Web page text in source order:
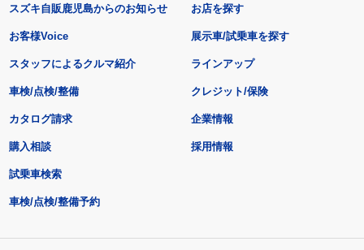
スズキ自販鹿児島からのお知らせ
お客様Voice
スタッフによるクルマ紹介
お店を探す
展示車/試乗車を探す
ラインアップ
車検/点検/整備 クレジット/保険
カタログ請求
購入相談
試乗車検索
車検/点検/整備予約
企業情報
採用情報